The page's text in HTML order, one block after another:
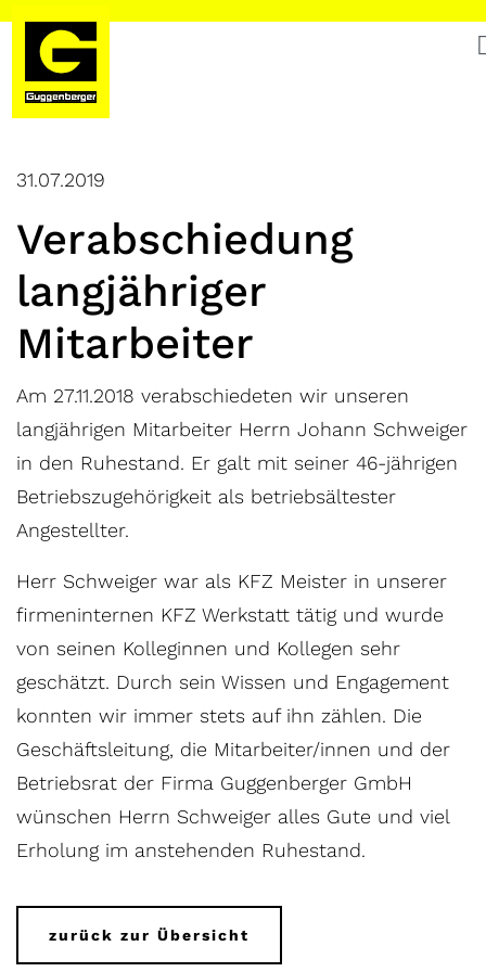
31.07.2019
Verabschiedung
langjähriger
Mitarbeiter
Am 27.11.2018 verabschiedeten wir unseren
langjährigen Mitarbeiter Herrn Johann Schweiger
in den Ruhestand. Er galt mit seiner 46-jährigen
Betriebszugehörigkeit als betriebsältester
Angestellter.
Herr Schweiger war als KFZ Meister in unserer
firmeninternen KFZ Werkstatt tätig und wurde
von seinen Kolleginnen und Kollegen sehr
geschätzt. Durch sein Wissen und Engagement
konnten wir immer stets auf ihn zählen. Die
Geschäftsleitung, die Mitarbeiter/innen und der
Betriebsrat der Firma Guggenberger GmbH
wünschen Herrn Schweiger alles Gute und viel
Erholung im anstehenden Ruhestand.
zurück zur Übersicht